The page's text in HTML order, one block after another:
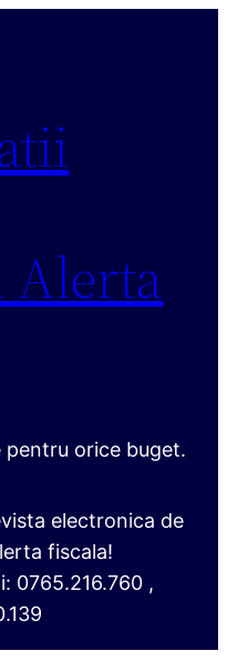
Alerta
orice buget.
electronica de
fiscala!
0765.216.760 ,